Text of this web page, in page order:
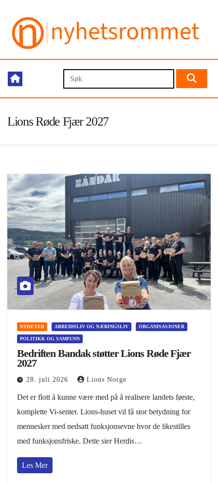
Lions Røde Fjær 2027
NYHETER ARBEIDSLIV OG NÆRINGSLIV ORGANISASJONER
POLITIKK OG SAMFUNN
Bedriften Bandak støtter Lions Røde Fjær
2027
28. juli 2026 Lions Norge
Det er flott å kunne være med på å realisere landets første,
komplette Vi-senter. Lions-huset vil få stor betydning for
mennesker med nedsatt funksjonsevne hvor de likestilles
med funksjonsfriske. Dette sier Herdis…
Les Mer